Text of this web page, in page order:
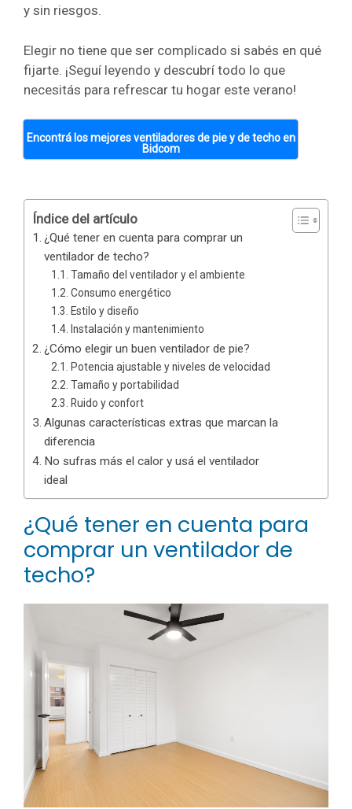
y sin riesgos.
Elegir no tiene que ser complicado si sabés en qué
fijarte. ¡Seguí leyendo y descubrí todo lo que
necesitás para refrescar tu hogar este verano!
Encontrá los mejores ventiladores de pie y de techo en
Bidcom
Índice del artículo
¿Qué tener en cuenta para comprar un
ventilador de techo?
Tamaño del ventilador y el ambiente
Consumo energético
Estilo y diseño
Instalación y mantenimiento
¿Cómo elegir un buen ventilador de pie?
Potencia ajustable y niveles de velocidad
Tamaño y portabilidad
Ruido y confort
Algunas características extras que marcan la
diferencia
No sufras más el calor y usá el ventilador
ideal
¿Qué tener en cuenta para
comprar un ventilador de
techo?